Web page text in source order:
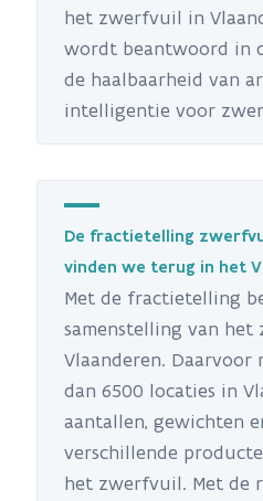
het zwerfvuil in
wordt beantwoord in
de haalbaarheid van
intelligentie voor
De fractietelling
vinden we terug in het
Met de fractietelling
samenstelling van
Vlaanderen. Daarvoor
dan 6500 locaties in
aantallen, gewichten
verschillende
het zwerfvuil. Met de